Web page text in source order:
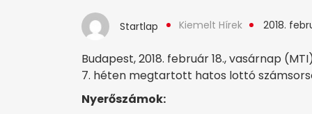
Startlap Kiemelt Hírek 2018.
Budapest, 2018. február 18., vasárnap
7. héten megtartott hatos lottó
Nyerőszámok: